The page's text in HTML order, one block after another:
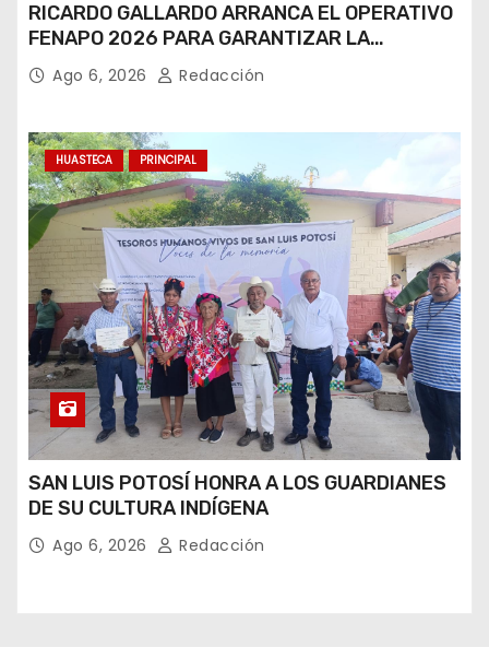
RICARDO GALLARDO ARRANCA EL OPERATIVO
FENAPO 2026 PARA GARANTIZAR LA
SEGURIDAD DE MÁS DE 9 MILLONES DE
VISITANTES
Ago 6, 2026 Redacción
HUASTECA PRINCIPAL
SAN LUIS POTOSÍ HONRA A LOS GUARDIANES
DE SU CULTURA INDÍGENA
Ago 6, 2026 Redacción